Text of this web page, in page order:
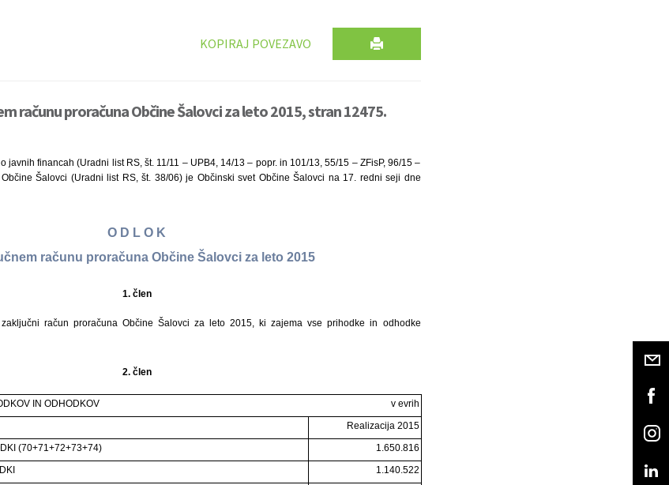
KOPIRAJ POVEZAVO
računu proračuna Občine Šalovci za leto 2015, stran 12475.
javnih financah (Uradni list RS, št. 11/11 – UPB4, 14/13 – popr. in 101/13, 55/15 – ZFisP, 96/15 –
Šalovci (Uradni list RS, št. 38/06) je Občinski svet Občine Šalovci na 17. redni seji dne
O D L O K
računu proračuna Občine Šalovci za leto 2015
1. člen
račun proračuna Občine Šalovci za leto 2015, ki zajema vse prihodke in odhodke
2. člen
IN ODHODKOV
v evrih
Realizacija 2015
(70+71+72+73+74)
1.650.816
1.140.522